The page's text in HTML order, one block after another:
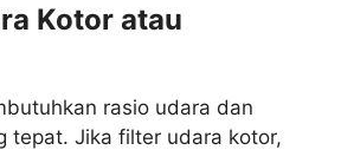
Kotor atau
rasio udara dan
tepat. Jika filter udara kotor,